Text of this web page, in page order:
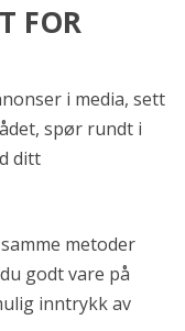
FOR
i media, sett
spør rundt i
ditt
metoder
godt vare på
inntrykk av